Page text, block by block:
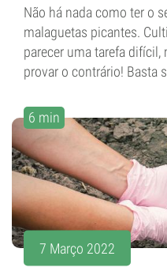
Não há nada como ter o
malaguetas picantes.
parecer uma tarefa
provar o contrário! Basta
6 min
7 Março 2022